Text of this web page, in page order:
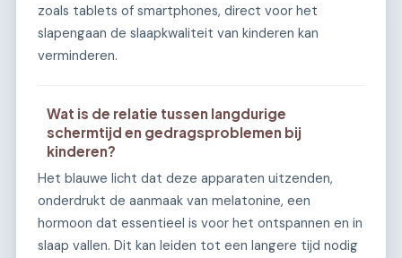
zoals tablets of smartphones, direct voor het
slapengaan de slaapkwaliteit van kinderen kan
verminderen.
Wat is de relatie tussen langdurige
schermtijd en gedragsproblemen bij
kinderen?
Het blauwe licht dat deze apparaten uitzenden,
onderdrukt de aanmaak van melatonine, een
hormoon dat essentieel is voor het ontspannen en in
slaap vallen. Dit kan leiden tot een langere tijd nodig